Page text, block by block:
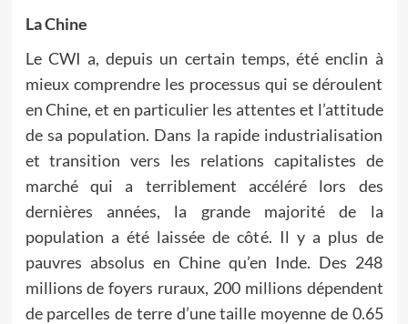
La Chine
Le CWI a, depuis un certain temps, été enclin à
mieux comprendre les processus qui se déroulent
en Chine, et en particulier les attentes et l’attitude
de sa population. Dans la rapide industrialisation
et transition vers les relations capitalistes de
marché qui a terriblement accéléré lors des
dernières années, la grande majorité de la
population a été laissée de côté. Il y a plus de
pauvres absolus en Chine qu’en Inde. Des 248
millions de foyers ruraux, 200 millions dépendent
de parcelles de terre d’une taille moyenne de 0.65